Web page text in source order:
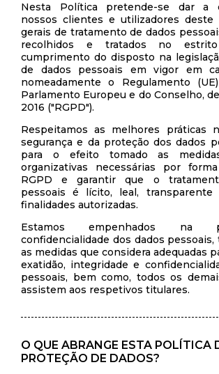
Nesta Política pretende-se dar a
nossos clientes e utilizadores deste
gerais de tratamento de dados
recolhidos e tratados no
cumprimento do disposto na
de dados pessoais em vigor em
nomeadamente o Regulamento
Parlamento Europeu e do Conselho,
2016 ("RGPD").
Respeitamos as melhores práticas
segurança e da proteção dos dados
para o efeito tomado as
organizativas necessárias por
RGPD e garantir que o
pessoais é lícito, leal,
finalidades autorizadas.
Estamos empenhados na
confidencialidade dos dados pessoais,
as medidas que considera adequadas
exatidão, integridade e
pessoais, bem como, todos os
assistem aos respetivos titulares.
O QUE ABRANGE ESTA POLÍTICA
PROTEÇÃO DE DADOS?